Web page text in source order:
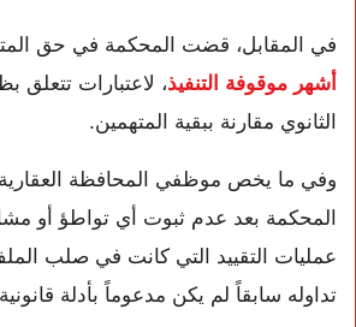
في المقابل، قضت المحكمة في حق
أشهر موقوفة التنفيذ، لاعتبارات
الثانوي مقارنة ببقية المتهمين.
وفي ما يخص موظفي المحافظة
المحكمة بعد عدم ثبوت أي تواطؤ أو
عمليات التقييد التي كانت في صلب
تداوله سابقاً لم يكن مدعوماً بأدلة